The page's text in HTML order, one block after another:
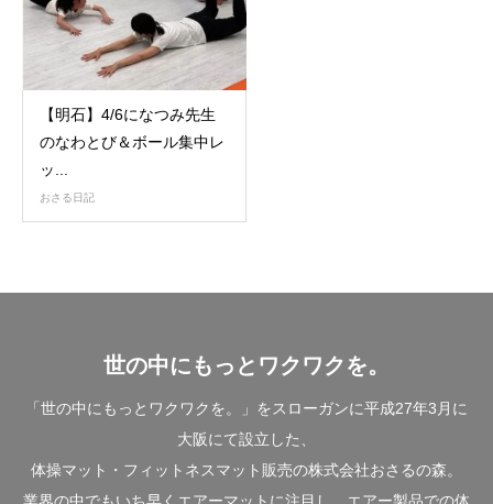
【明石】4/6になつみ先生
のなわとび＆ボール集中レ
ッ...
おさる日記
世の中にもっとワクワクを。
「世の中にもっとワクワクを。」をスローガンに平成27年3月に
大阪にて設立した、
体操マット・フィットネスマット販売の株式会社おさるの森。
業界の中でもいち早くエアーマットに注目し、エアー製品での体